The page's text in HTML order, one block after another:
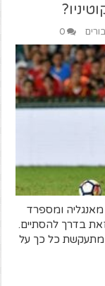
0
מאנגליה ומספרד
בדרך להסתיים.
מתעקשת כל כך על